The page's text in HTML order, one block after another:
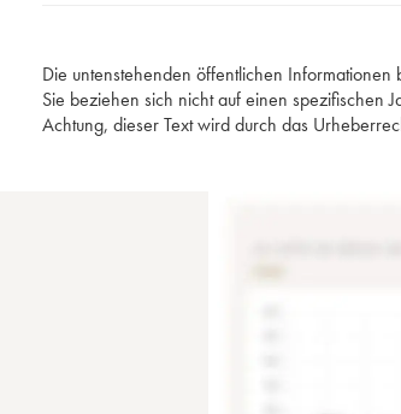
Die untenstehenden öffentlichen
Sie beziehen sich nicht auf einen spezifischen
Achtung, dieser Text wird durch das